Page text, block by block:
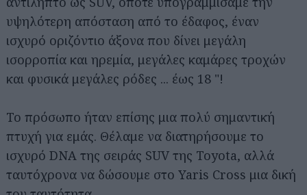
υψηλότερη απόσταση από το έδαφος, έναν
ισχυρό οριζόντιο άξονα που δίνει μεγάλη
ισορροπία και ηρεμία, μεγάλες καμάρες τροχών
και φυσικά μεγάλες ρόδες ... έως 18 "!
Το πρόσωπο ήταν επίσης μια πολύ σημαντική
πτυχή για εμάς. Θέλαμε να διατηρήσουμε το
ισχυρό DNA της σειράς SUV της Toyota, αλλά
ταυτόχρονα να δώσουμε στο Yaris Cross μια δική